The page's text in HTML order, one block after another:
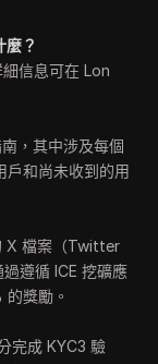
麼？
信息可在 Lon
，其中涉及每個
戶和尚未收到的用
X 檔案（Twitter
遵循 ICE 挖礦應
獎勵。
完成 KYC3 驗